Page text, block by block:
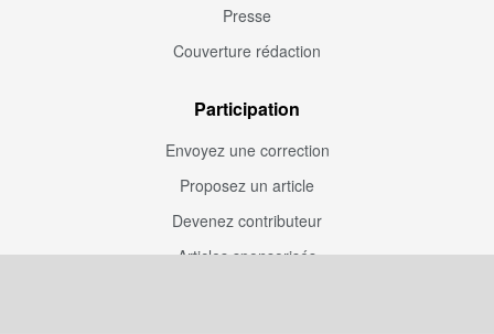
Presse
Couverture rédaction
Participation
Envoyez une correction
Proposez un article
Devenez contributeur
Articles sponsorisés